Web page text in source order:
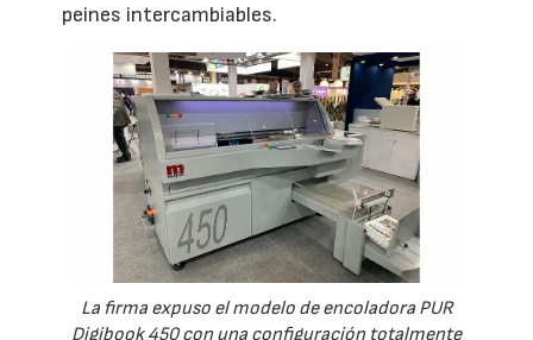
peines intercambiables.
La firma expuso el modelo de encoladora PUR
Digibook 450 con una configuración totalmente